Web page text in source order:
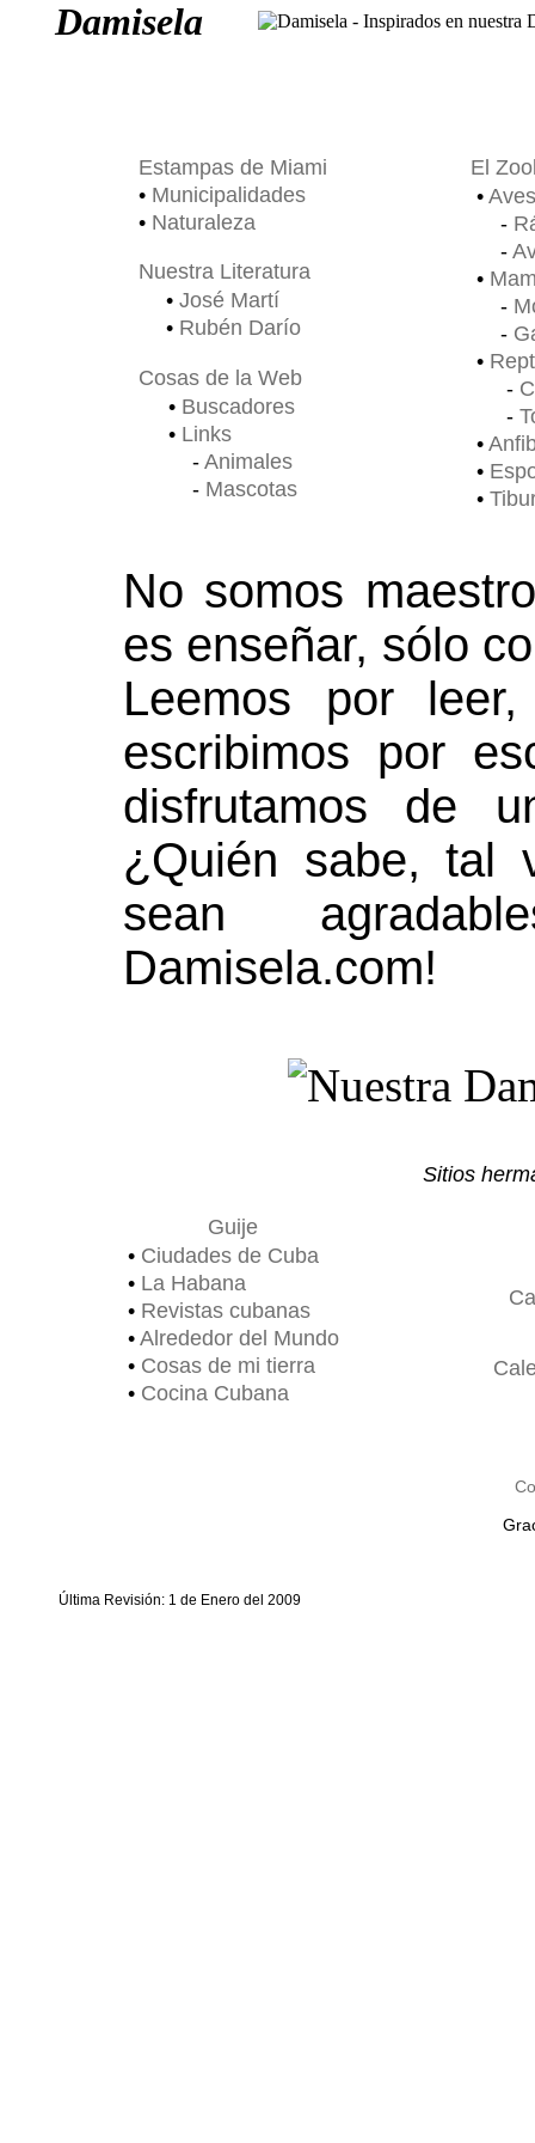
Damisela
Estampas de Miami
• Municipalidades
• Naturaleza
Nuestra Literatura
• José Martí
• Rubén Darío
Cosas de la Web
• Buscadores
• Links
- Animales
- Mascotas
El
• Aves
-
-
•
-
-
•
-
-
•
•
•
No somos
es enseñar, sólo
Leemos por
escribimos por
disfrutamos de
¿Quién sabe, tal
sean
Damisela.com!
Sitios
Guije
• Ciudades de Cuba
• La Habana
• Revistas cubanas
• Alrededor del Mundo
• Cosas de mi tierra
• Cocina Cubana
Última Revisión: 1 de Enero del 2009